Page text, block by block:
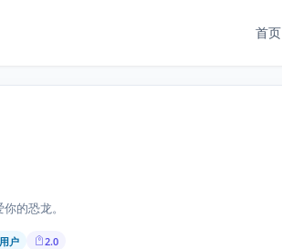
首页
的恐龙。
户 2.0